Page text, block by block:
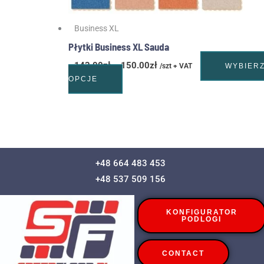
Business XL
Płytki Business XL Sauda
142.00zł – 150.00zł /szt + VAT
WYBIERZ
OPCJE
+48 664 483 453
+48 537 509 156
KONFIGURATOR
PODLOGI
CONTACT